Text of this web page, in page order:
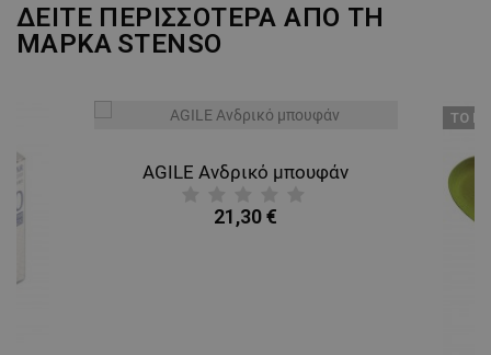
ΔΕΙΤΕ ΠΕΡΙΣΣΟΤΕΡΑ ΑΠΟ ΤΗ
ΜΑΡΚΑ STENSO
AGILE Ανδρικό μπουφάν
21,30 €
ТΟ